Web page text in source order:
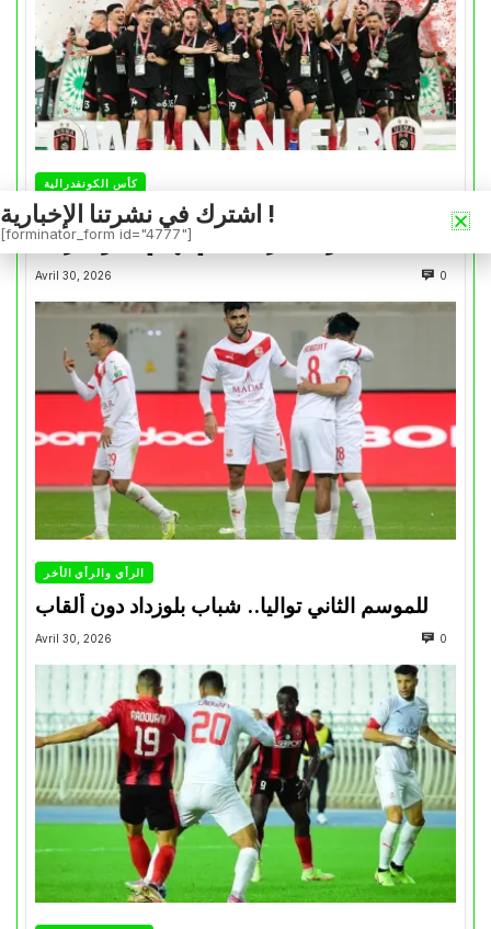
كأس الكونفدرالية
التتويج بالكأس.. دفعة معنوية لإتحاد العاصمة قبل
موقعة الزمالك في نهائي الكونفدرالية
Avril 30, 2026 0
الرأي والرأي الأخر
للموسم الثاني تواليا.. شباب بلوزداد دون ألقاب
Avril 30, 2026 0
اشترك في نشرتنا الإخبارية !
[forminator_form id="4777"]